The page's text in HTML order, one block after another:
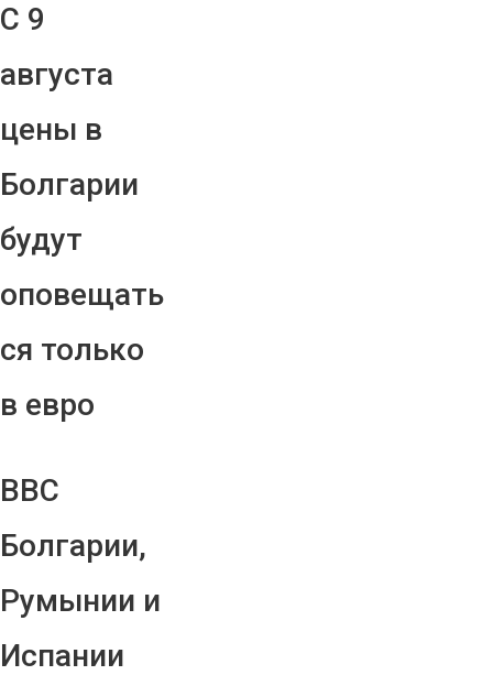
С 9
августа
цены в
Болгарии
будут
оповещать
ся только
в евро
ВВС
Болгарии,
Румынии и
Испании